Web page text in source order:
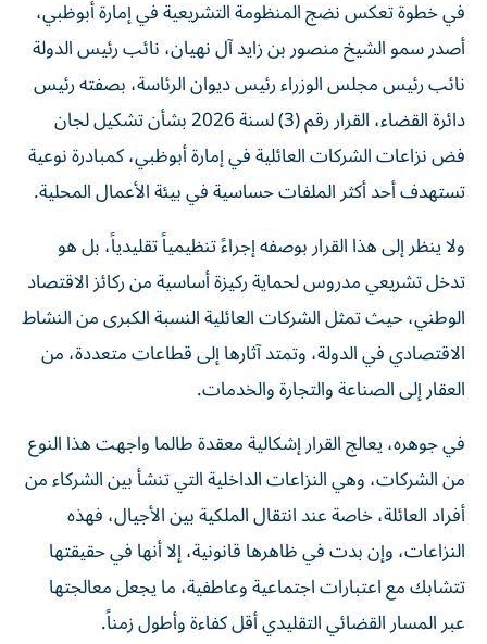
في خطوة تعكس نضج المنظومة التشريعية في إمارة أبوظبي،
أصدر سمو الشيخ منصور بن زايد آل نهيان، نائب رئيس الدولة
نائب رئيس مجلس الوزراء رئيس ديوان الرئاسة، بصفته رئيس
دائرة القضاء، القرار رقم (3) لسنة 2026 بشأن تشكيل لجان
فض نزاعات الشركات العائلية في إمارة أبوظبي، كمبادرة نوعية
تستهدف أحد أكثر الملفات حساسية في بيئة الأعمال المحلية.
ولا ينظر إلى هذا القرار بوصفه إجراءً تنظيمياً تقليدياً، بل هو
تدخل تشريعي مدروس لحماية ركيزة أساسية من ركائز الاقتصاد
الوطني، حيث تمثل الشركات العائلية النسبة الكبرى من النشاط
الاقتصادي في الدولة، وتمتد آثارها إلى قطاعات متعددة، من
العقار إلى الصناعة والتجارة والخدمات.
في جوهره، يعالج القرار إشكالية معقدة طالما واجهت هذا النوع
من الشركات، وهي النزاعات الداخلية التي تنشأ بين الشركاء من
أفراد العائلة، خاصة عند انتقال الملكية بين الأجيال، فهذه
النزاعات، وإن بدت في ظاهرها قانونية، إلا أنها في حقيقتها
تتشابك مع اعتبارات اجتماعية وعاطفية، ما يجعل معالجتها
عبر المسار القضائي التقليدي أقل كفاءة وأطول زمناً.